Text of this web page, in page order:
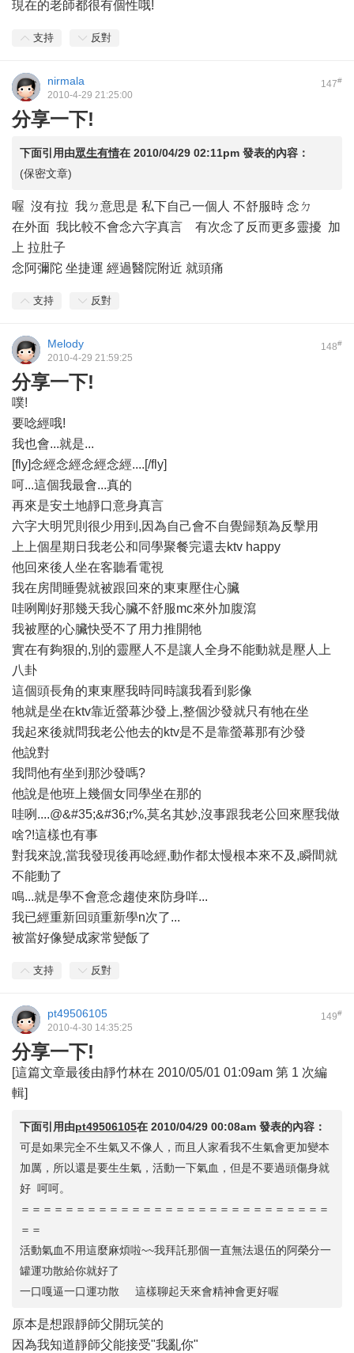
現在的老師都很有個性哦!
支持 反對
147#
nirmala
2010-4-29 21:25:00
分享一下!
下面引用由眾生有情在 2010/04/29 02:11pm 發表的內容：
(保密文章)
喔 沒有拉 我ㄉ意思是 私下自己一個人 不舒服時 念ㄉ
在外面 我比較不會念六字真言 有次念了反而更多靈擾 加
上 拉肚子
念阿彌陀 坐捷運 經過醫院附近 就頭痛
支持 反對
148#
Melody
2010-4-29 21:59:25
分享一下!
噗!
要唸經哦!
我也會...就是...
[fly]念經念經念經念經....[/fly]
呵...這個我最會...真的
再來是安土地靜口意身真言
六字大明咒則很少用到,因為自己會不自覺歸類為反擊用
上上個星期日我老公和同學聚餐完還去ktv happy
他回來後人坐在客聽看電視
我在房間睡覺就被跟回來的東東壓住心臟
哇咧剛好那幾天我心臟不舒服mc來外加腹瀉
我被壓的心臟快受不了用力推開牠
實在有夠狠的,別的靈壓人不是讓人全身不能動就是壓人上
八卦
這個頭長角的東東壓我時同時讓我看到影像
牠就是坐在ktv靠近螢幕沙發上,整個沙發就只有牠在坐
我起來後就問我老公他去的ktv是不是靠螢幕那有沙發
他說對
我問他有坐到那沙發嗎?
他說是他班上幾個女同學坐在那的
哇咧....@&#35;&#36;r%,莫名其妙,沒事跟我老公回來壓我做
啥?!這樣也有事
對我來說,當我發現後再唸經,動作都太慢根本來不及,瞬間就
不能動了
鳴...就是學不會意念趨使來防身咩...
我已經重新回頭重新學n次了...
被當好像變成家常變飯了
支持 反對
149#
pt49506105
2010-4-30 14:35:25
分享一下!
[這篇文章最後由靜竹林在 2010/05/01 01:09am 第 1 次編
輯]
下面引用由pt49506105在 2010/04/29 00:08am 發表的內容：
可是如果完全不生氣又不像人，而且人家看我不生氣會更加變本
加厲，所以還是要生生氣，活動一下氣血，但是不要過頭傷身就
好 呵呵。
＝＝＝＝＝＝＝＝＝＝＝＝＝＝＝＝＝＝＝＝＝＝＝＝＝＝＝＝
＝＝
活動氣血不用這麼麻煩啦~~我拜託那個一直無法退伍的阿榮分一
罐運功散給你就好了
一口嘎逼一口運功散 這樣聊起天來會精神會更好喔
原本是想跟靜師父開玩笑的
因為我知道靜師父能接受"我亂你"